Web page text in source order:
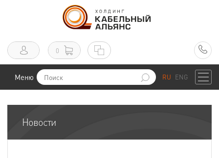
0
Меню RU ENG
Новости